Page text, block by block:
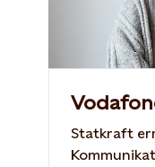
Statkraft